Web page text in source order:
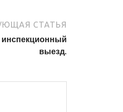
СТАТЬЯ
инспекционный
выезд.